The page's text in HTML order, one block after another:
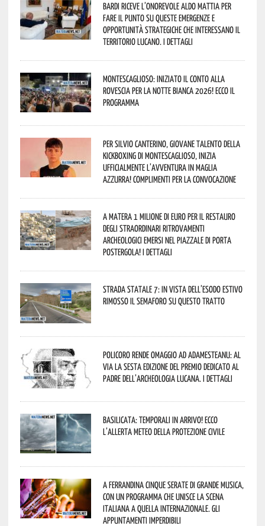
Bardi riceve l’onorevole Aldo Mattia per
fare il punto su queste emergenze e
opportunità strategiche che interessano il
territorio lucano. I dettagli
Montescaglioso: iniziato il conto alla
rovescia per la Notte Bianca 2026! Ecco il
programma
Per Silvio Canterino, giovane talento della
kickboxing di Montescaglioso, inizia
ufficialmente l’avventura in maglia
azzurra! Complimenti per la convocazione
A Matera 1 milione di euro per il restauro
degli straordinari ritrovamenti
archeologici emersi nel piazzale di Porta
Postergola! I dettagli
Strada statale 7: in vista dell’esodo estivo
rimosso il semaforo su questo tratto
Policoro rende omaggio ad Adamesteanu: al
via la sesta edizione del Premio dedicato al
padre dell’archeologia lucana. I dettagli
Basilicata: temporali in arrivo! Ecco
l’allerta meteo della Protezione civile
A Ferrandina cinque serate di grande musica,
con un programma che unisce la scena
italiana a quella internazionale. Gli
appuntamenti imperdibili